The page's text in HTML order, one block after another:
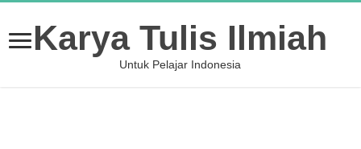
Karya Tulis Ilmiah
Untuk Pelajar Indonesia